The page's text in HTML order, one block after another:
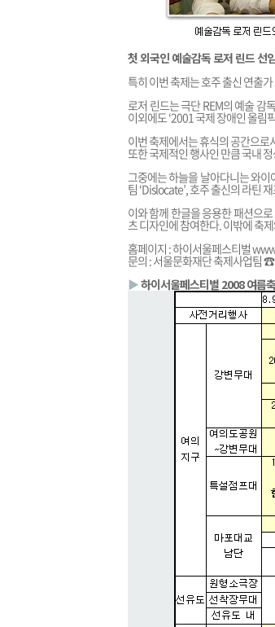
첫 외국인 예술감독 로저 린드 선
특히 이번 축제는 호주 출신 연출
로저 린드는 극단 REM의 예술 감
이외에도 ‘2001 국제 장애인 올림
이번 축제에서는 휴식의 공간으로
또한 국제적인 행사인 만큼 국내
그중에는 하늘을 날아다니는 와이
팀 ‘Dislocate’, 호주 출신의 라틴
이와 함께 한글을 응용한 패션으
츠 디자인에 참여한다. 이밖에 축
홈페이지 : 하이서울페스티벌
문의 : 서울문화재단 축제사업팀
▶하이서울페스티벌 2008 여름